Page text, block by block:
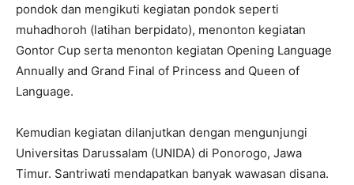
pondok dan mengikuti kegiatan pondok seperti
muhadhoroh (latihan berpidato), menonton kegiatan
Gontor Cup serta menonton kegiatan Opening Language
Annually and Grand Final of Princess and Queen of
Language.
Kemudian kegiatan dilanjutkan dengan mengunjungi
Universitas Darussalam (UNIDA) di Ponorogo, Jawa
Timur. Santriwati mendapatkan banyak wawasan disana.